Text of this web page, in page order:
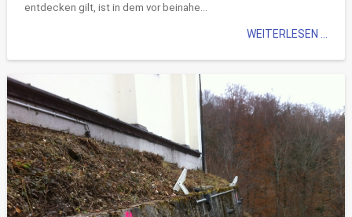
entdecken gilt, ist in dem vor beinahe...
WEITERLESEN ...